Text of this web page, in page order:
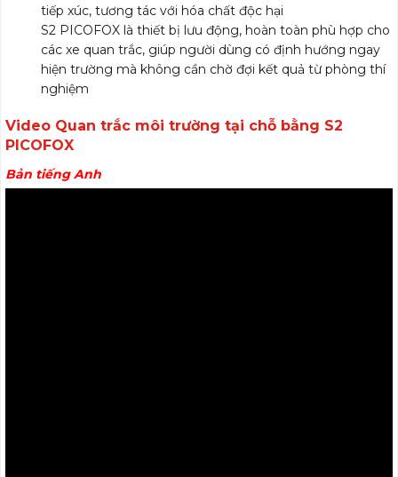
tiếp xúc, tương tác với hóa chất độc hại
S2 PICOFOX là thiết bị lưu động, hoàn toàn phù hợp cho
các xe quan trắc, giúp người dùng có định hướng ngay
hiện trường mà không cần chờ đợi kết quả từ phòng thí
nghiệm
Video Quan trắc môi trường tại chỗ bằng S2
PICOFOX
Bản tiếng Anh